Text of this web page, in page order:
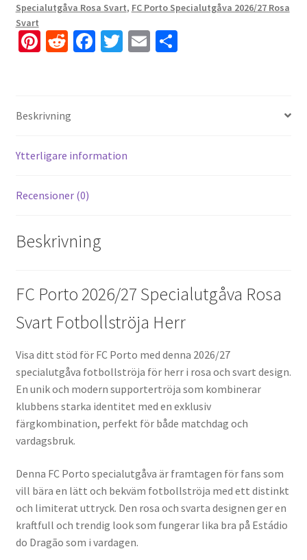
Specialutgåva Rosa Svart, FC Porto Specialutgåva 2026/27 Rosa
Svart
Pi
es
t
R
di
t
Fa
k
T E D
Beskrivning
Ytterligare information
Recensioner (0)
Beskrivning
FC Porto 2026/27 Specialutgåva Rosa
Svart Fotbollströja Herr
Visa ditt stöd för FC Porto med denna 2026/27
specialutgåva fotbollströja för herr i rosa och svart design.
En unik och modern supportertröja som kombinerar
klubbens starka identitet med en exklusiv
färgkombination, perfekt för både matchdag och
vardagsbruk.
Denna FC Porto specialutgåva är framtagen för fans som
vill bära en lätt och bekväm fotbollströja med ett distinkt
och limiterat uttryck. Den rosa och svarta designen ger en
kraftfull och trendig look som fungerar lika bra på Estádio
do Dragão som i vardagen.